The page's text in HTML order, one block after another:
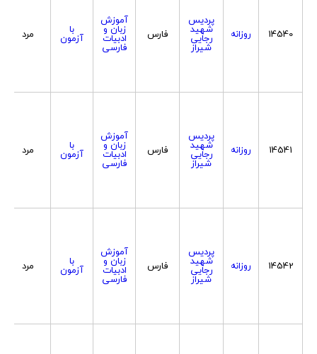
14540 روزانه
پردیس
شهید
رجایی
شیراز
فارس
آموزش
زبان و
ادبیات
فارسی
با
آزمون مرد
14541 روزانه
پردیس
شهید
رجایی
شیراز
فارس
آموزش
زبان و
ادبیات
فارسی
با
آزمون مرد
14542 روزانه
پردیس
شهید
رجایی
شیراز
فارس
آموزش
زبان و
ادبیات
فارسی
با
آزمون مرد